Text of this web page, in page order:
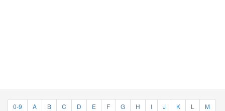
0-9 A B C D E F G H I J K L
M